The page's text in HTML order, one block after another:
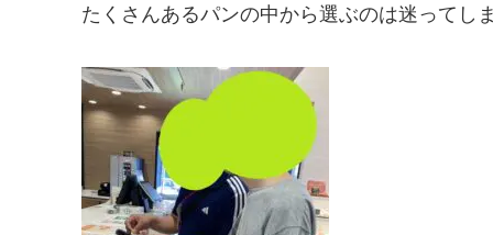
たくさんあるパンの中から選ぶのは迷ってし